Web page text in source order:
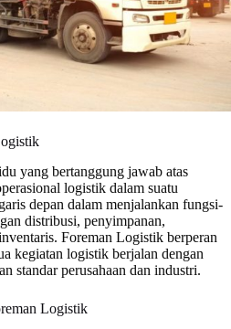
yang bertanggung jawab atas
logistik dalam suatu
depan dalam menjalankan fungsi-
distribusi, penyimpanan,
Foreman Logistik berperan
kegiatan logistik berjalan dengan
standar perusahaan dan industri.
Logistik